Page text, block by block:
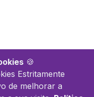
🍪
Estritamente
de melhorar a